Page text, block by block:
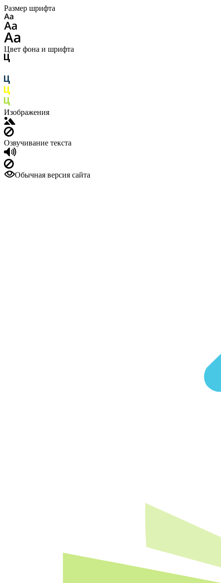
Размер шрифта
Цвет фона и шрифта
Изображения
Озвучивание текста
Обычная версия сайта